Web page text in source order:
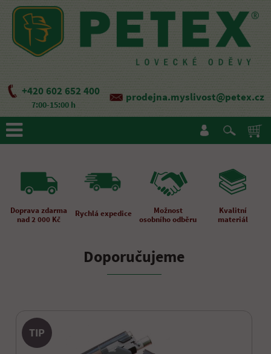
+420 602 652 400
7:00-15:00 h
prodejna.myslivost@petex.cz
Doprava zdarma
nad 2 000 Kč
Rychlá expedice
Možnost
osobního odběru
Kvalitní
materiál
Doporučujeme
TIP